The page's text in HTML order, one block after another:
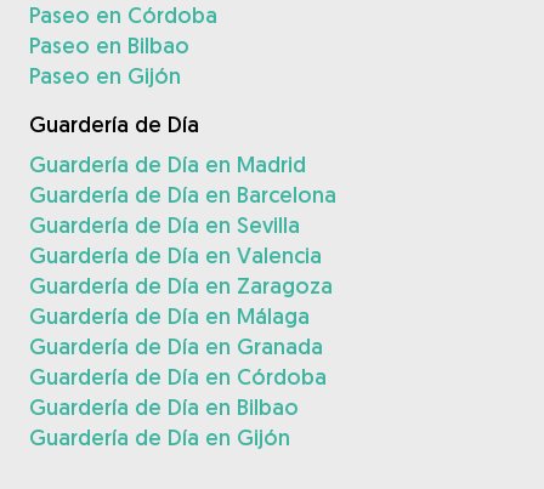
Paseo en Córdoba
Paseo en Bilbao
Paseo en Gijón
Guardería de Día
Guardería de Día en Madrid
Guardería de Día en Barcelona
Guardería de Día en Sevilla
Guardería de Día en Valencia
Guardería de Día en Zaragoza
Guardería de Día en Málaga
Guardería de Día en Granada
Guardería de Día en Córdoba
Guardería de Día en Bilbao
Guardería de Día en Gijón